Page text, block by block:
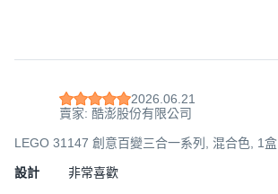
2026.06.21
賣家: 酷澎股份有限公司
LEGO 31147 創意百變三合一系列, 混合色, 1盒
設計 非常喜歡